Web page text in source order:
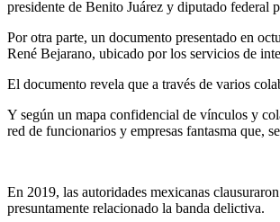
presidente de Benito Juárez y diputado
Por otra parte, un documento presentado en
René Bejarano, ubicado por los servicios de
El documento revela que a través de varios
Y según un mapa confidencial de vínculos y
red de funcionarios y empresas fantasma que,
En 2019, las autoridades mexicanas
presuntamente relacionado la banda delictiva.